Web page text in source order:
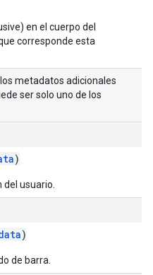
en el cuerpo del
corresponde esta
los metadatos adicionales
ser solo uno de los
)
usuario.
)
de barra.